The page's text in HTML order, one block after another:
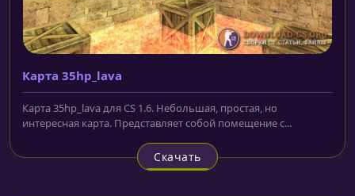
Карта 35hp_lava
Карта 35hp_lava для CS 1.6. Небольшая, простая, но
интересная карта. Представляет собой помещение с...
Скачать